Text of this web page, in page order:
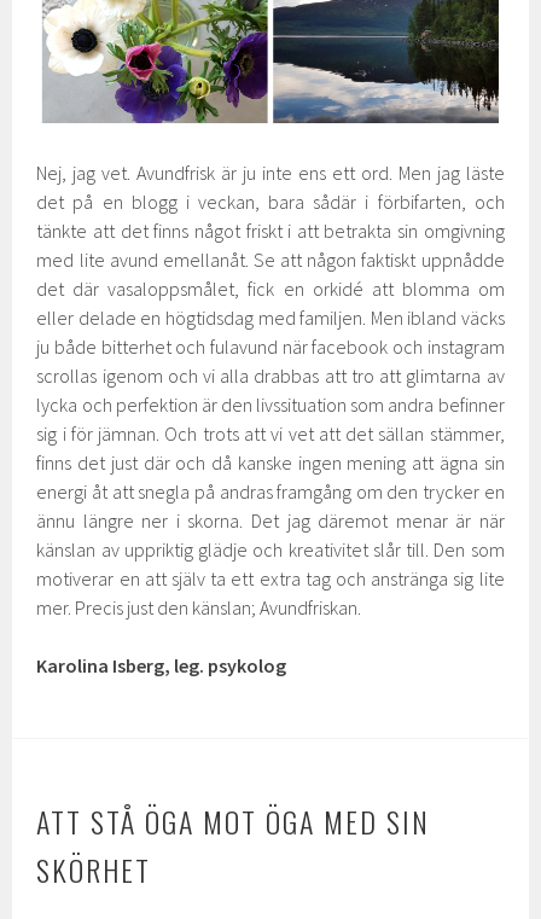
Nej, jag vet. Avundfrisk är ju inte ens ett ord. Men jag läste
det på en blogg i veckan, bara sådär i förbifarten, och
tänkte att det finns något friskt i att betrakta sin omgivning
med lite avund emellanåt. Se att någon faktiskt uppnådde
det där vasaloppsmålet, fick en orkidé att blomma om
eller delade en högtidsdag med familjen. Men ibland väcks
ju både bitterhet och fulavund när facebook och instagram
scrollas igenom och vi alla drabbas att tro att glimtarna av
lycka och perfektion är den livssituation som andra befinner
sig i för jämnan. Och trots att vi vet att det sällan stämmer,
finns det just där och då kanske ingen mening att ägna sin
energi åt att snegla på andras framgång om den trycker en
ännu längre ner i skorna. Det jag däremot menar är när
känslan av uppriktig glädje och kreativitet slår till. Den som
motiverar en att själv ta ett extra tag och anstränga sig lite
mer. Precis just den känslan; Avundfriskan.
Karolina Isberg, leg. psykolog
ATT STÅ ÖGA MOT ÖGA MED SIN
SKÖRHET